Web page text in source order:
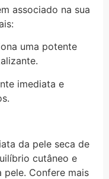
associado na sua
uma potente
imediata e
da pele seca de
cutâneo e
pele. Confere mais